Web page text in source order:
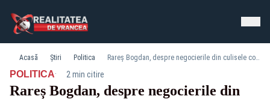
Acasă Știri Politica Rareș Bogdan, despre negocierile din culisele congresului PPE
POLITICA· 2 min citire
Rareș Bogdan, despre negocierile din